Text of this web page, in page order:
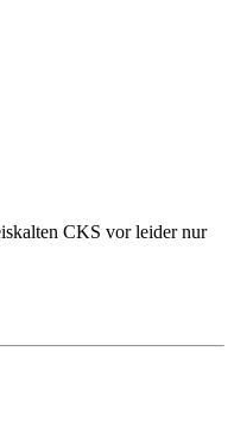
CKS vor leider nur